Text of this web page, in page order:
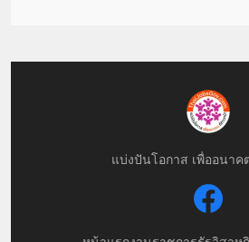
แบ่งปันโอกาส เพื่ออนาค